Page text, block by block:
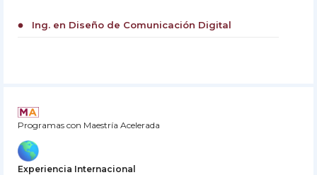
circle Ing. en Diseño de Comunicación Digital
Programas con Maestría Acelerada
Experiencia Internacional